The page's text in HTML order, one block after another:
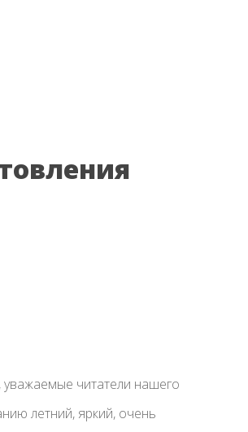
уважаемые читатели нашего
летний, яркий, очень